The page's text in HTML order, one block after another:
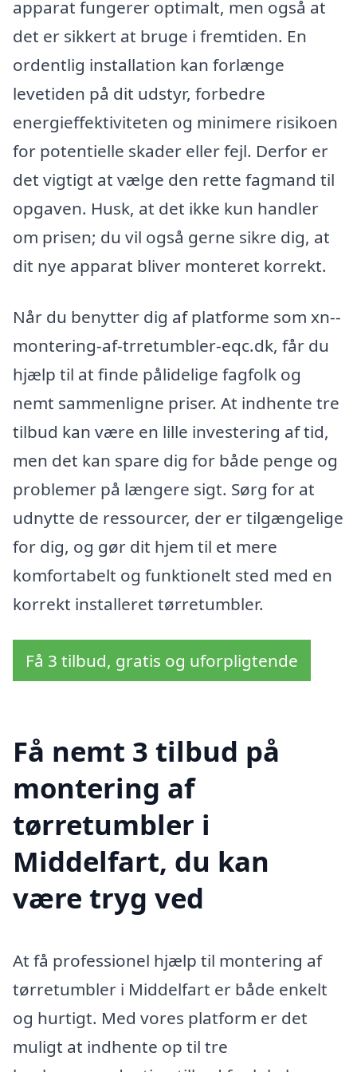
apparat fungerer optimalt, men også at
det er sikkert at bruge i fremtiden. En
ordentlig installation kan forlænge
levetiden på dit udstyr, forbedre
energieffektiviteten og minimere risikoen
for potentielle skader eller fejl. Derfor er
det vigtigt at vælge den rette fagmand til
opgaven. Husk, at det ikke kun handler
om prisen; du vil også gerne sikre dig, at
dit nye apparat bliver monteret korrekt.
Når du benytter dig af platforme som xn--
montering-af-trretumbler-eqc.dk, får du
hjælp til at finde pålidelige fagfolk og
nemt sammenligne priser. At indhente tre
tilbud kan være en lille investering af tid,
men det kan spare dig for både penge og
problemer på længere sigt. Sørg for at
udnytte de ressourcer, der er tilgængelige
for dig, og gør dit hjem til et mere
komfortabelt og funktionelt sted med en
korrekt installeret tørretumbler.
Få 3 tilbud, gratis og uforpligtende
Få nemt 3 tilbud på
montering af
tørretumbler i
Middelfart, du kan
være tryg ved
At få professionel hjælp til montering af
tørretumbler i Middelfart er både enkelt
og hurtigt. Med vores platform er det
muligt at indhente op til tre